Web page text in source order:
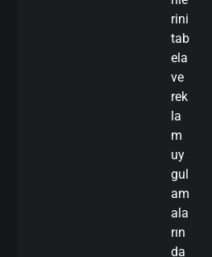
rini
tab
ela
ve
rek
la
m
uy
gul
am
ala
rın
da